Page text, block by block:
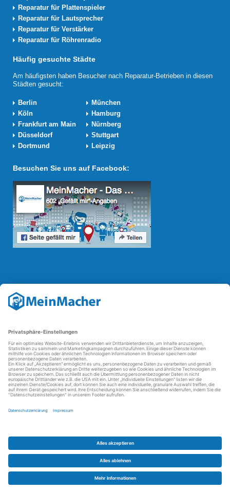
Reparatur für Plattenspieler
Reparatur für Lautsprecher
Reparatur für Verstärker
Reparatur für Röhrenradio
Häufig gesuchte Städte
Am häufigsten haben Besucher nach Reparatur-Betrieben in diesen
Städten gesucht:
Berlin
München
Köln
Hamburg
Frankfurt am Main
Nürnberg
Düsseldorf
Stuttgart
Dortmund
Leipzig
Besuchen Sie uns auf Facebook:
Reparatur Revolution
Mit derReparatur-Revolution
Reparaturbedingungen in Deutschland: Für Produkte, die sich gut
reparierenden Betriebe und des Reparatur-Know-hows in
Deutschland.
Weitere Informationen
FAQ - häufig gestellte Fragen
Partner werden
Über uns
Datenschutz
Barrierefreiheit
Partnerportal